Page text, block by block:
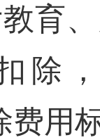
育
除
费用